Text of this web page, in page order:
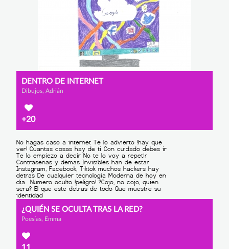
DENTRO DE INTERNET
Dibujos, Adrián
+20
¿QUIÉN SE OCULTA TRAS LA RED?
Poesías, Emma